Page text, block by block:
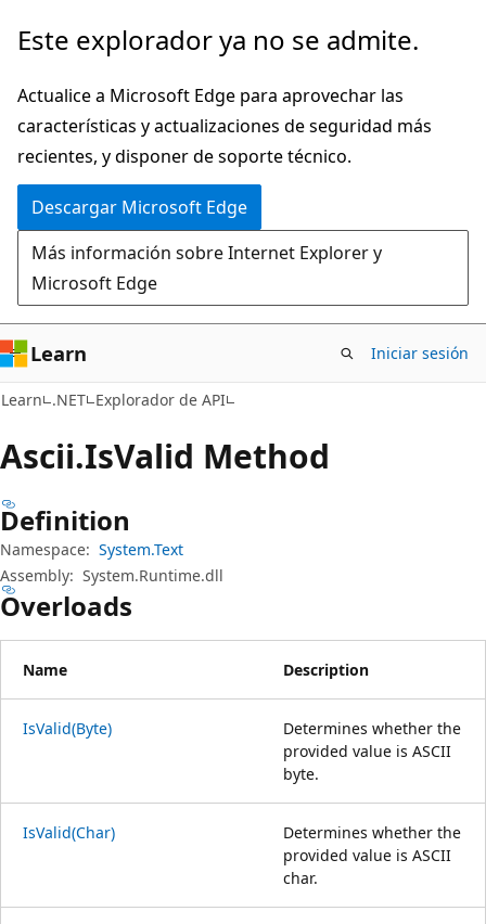
Ir
contenido
principal
Ir
la
navegación
en
la
página
Este explorador ya no se admite.
Actualice a Microsoft Edge para aprovechar las
características y actualizaciones de seguridad más
recientes, y disponer de soporte técnico.
Descargar Microsoft Edge
Más información sobre Internet Explorer y
Microsoft Edge
Learn Iniciar sesión
Learn .NET Explorador de API
Ascii.IsValid Method
Definition
Namespace: System.Text
Assembly: System.Runtime.dll
Overloads
Name Description
IsValid(Byte)
Determines whether the
provided value is ASCII
byte.
IsValid(Char)
Determines whether the
provided value is ASCII
char.